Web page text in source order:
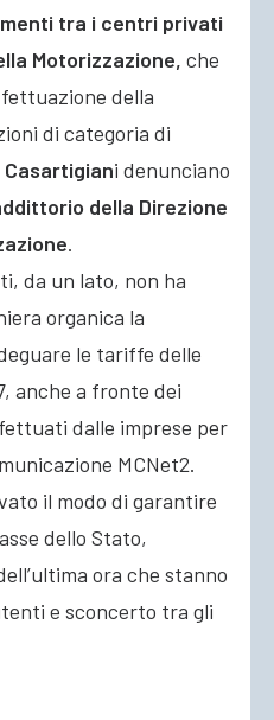
tra i centri privati
Motorizzazione, che
della
di categoria di
i denunciano
della Direzione
.
da un lato, non ha
organica la
le tariffe delle
anche a fronte dei
dalle imprese per
MCNet2.
il modo di garantire
dello Stato,
ora che stanno
e sconcerto tra gli